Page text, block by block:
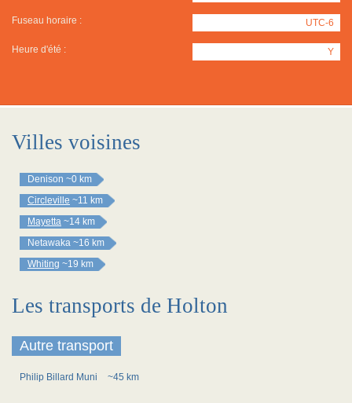
Fuseau horaire : UTC-6
Heure d'été : Y
Villes voisines
Denison ~0 km
Circleville ~11 km
Mayetta ~14 km
Netawaka ~16 km
Whiting ~19 km
Les transports de Holton
Autre transport
Philip Billard Muni ~45 km